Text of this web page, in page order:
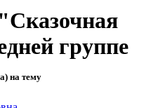
группе
на тему